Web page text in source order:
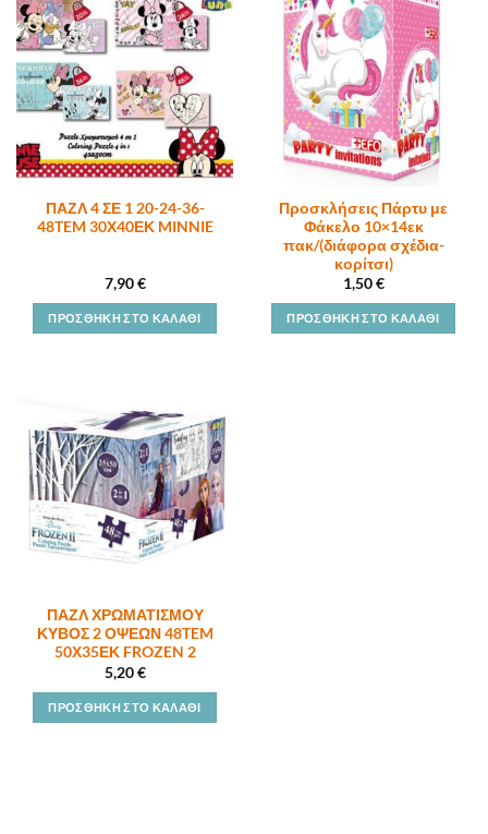
ΠΑΖΛ 4 ΣΕ 1 20-24-36-
48TEM 30Χ40ΕΚ MINNIE
7,90€
ΠΡΟΣΘΉΚΗ ΣΤΟ ΚΑΛΆΘΙ
Προσκλήσεις Πάρτυ με
Φάκελο 10×14εκ
πακ/(διάφορα σχέδια-
κορίτσι)
1,50€
ΠΡΟΣΘΉΚΗ ΣΤΟ ΚΑΛΆΘΙ
ΠΑΖΛ ΧΡΩΜΑΤΙΣΜΟΥ
ΚΥΒΟΣ 2 ΟΨΕΩΝ 48TEM
50Χ35ΕΚ FROZEN 2
5,20€
ΠΡΟΣΘΉΚΗ ΣΤΟ ΚΑΛΆΘΙ